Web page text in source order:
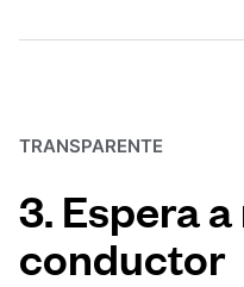
TRANSPARENTE
3. Espera
conductor